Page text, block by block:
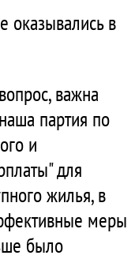
оказывались в
важна
партия по
и
для
жилья, в
меры
было